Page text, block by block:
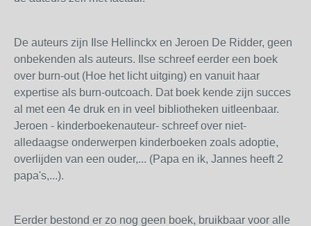
De auteurs zijn Ilse Hellinckx en Jeroen De Ridder, geen
onbekenden als auteurs. Ilse schreef eerder een boek
over burn-out (Hoe het licht uitging) en vanuit haar
expertise als burn-outcoach. Dat boek kende zijn succes
al met een 4e druk en in veel bibliotheken uitleenbaar.
Jeroen - kinderboekenauteur- schreef over niet-
alledaagse onderwerpen kinderboeken zoals adoptie,
overlijden van een ouder,... (Papa en ik, Jannes heeft 2
papa's,...).
Eerder bestond er zo nog geen boek, bruikbaar voor alle